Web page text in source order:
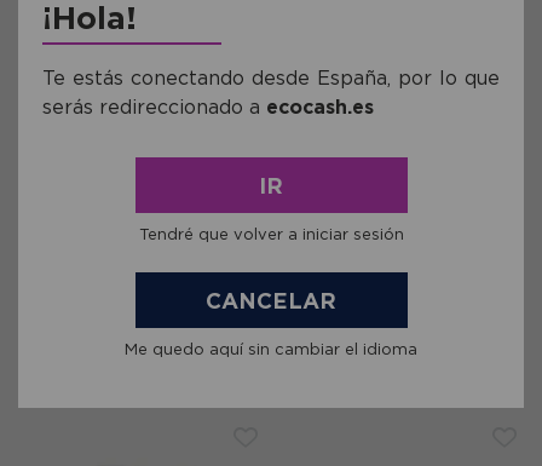
Jabon Natural de Marsella con
Verbena 100g
comprar
Jabon Natural de Marsella
Cuadrado con Flores de
comprar
¡Hola!
Te estás conectando desde España, por lo que
serás redireccionado a ecocash.es
IR
Tendré que volver a iniciar sesión
CANCELAR
Me quedo aquí sin cambiar el idioma